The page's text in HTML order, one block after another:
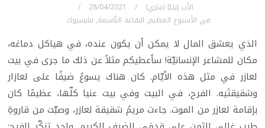
الأب إيليّا (متري)
28/04/2021
في الأسبوع العظيم, السّاعة التّاسعة, فايسبوك
الذي يعشق المال لا يمكن أن يكون عنده، في هياكل دماغه،
مكان للمشاعر الإنسانيّة! سأعطيكم مثلاً عن ذلك ما جرى في بيت
لعازر في مثل هذه الأيّام. كان هناك يسوعُ ضيفًا على لعازار
وشقيقتَيه. الفرح، في البيت وفي بيت عنيا كلّها، عظيمًا كان
بإقامة لعازر من الموت. جاءت مريمُ شقيقة لعازر، وصبّت من قاروةِ